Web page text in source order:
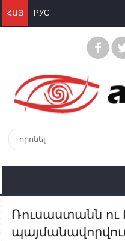
ՀԱՅ РУС
Ռուսաստանն ու